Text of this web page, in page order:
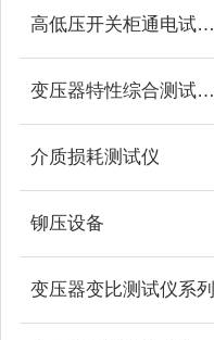
高低压开关柜通电试验台
变压器特性综合测试台系列
介质损耗测试仪
铆压设备
变压器变比测试仪系列